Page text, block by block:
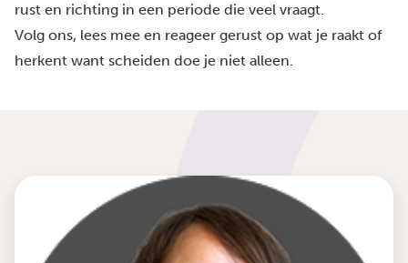
rust en richting in een periode die veel vraagt.
Volg ons, lees mee en reageer gerust op wat je raakt of
herkent want scheiden doe je niet alleen.